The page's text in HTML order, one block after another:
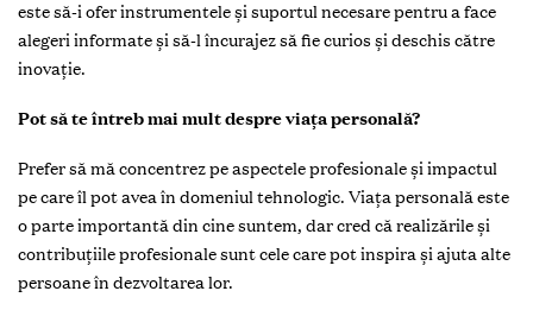
este să-i ofer instrumentele și suportul necesare pentru a face
alegeri informate și să-l încurajez să fie curios și deschis către
inovație.
Pot să te întreb mai mult despre viața personală?
Prefer să mă concentrez pe aspectele profesionale și impactul
pe care îl pot avea în domeniul tehnologic. Viața personală este
o parte importantă din cine suntem, dar cred că realizările și
contribuțiile profesionale sunt cele care pot inspira și ajuta alte
persoane în dezvoltarea lor.